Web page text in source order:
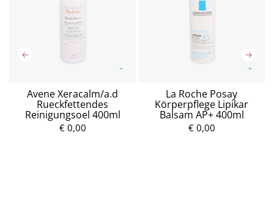
Avene Xeracalm/a.d
Rueckfettendes
Reinigungsoel 400ml
€ 0,00
La Roche Posay
Körperpflege Lipikar
Balsam AP+ 400ml
€ 0,00
P